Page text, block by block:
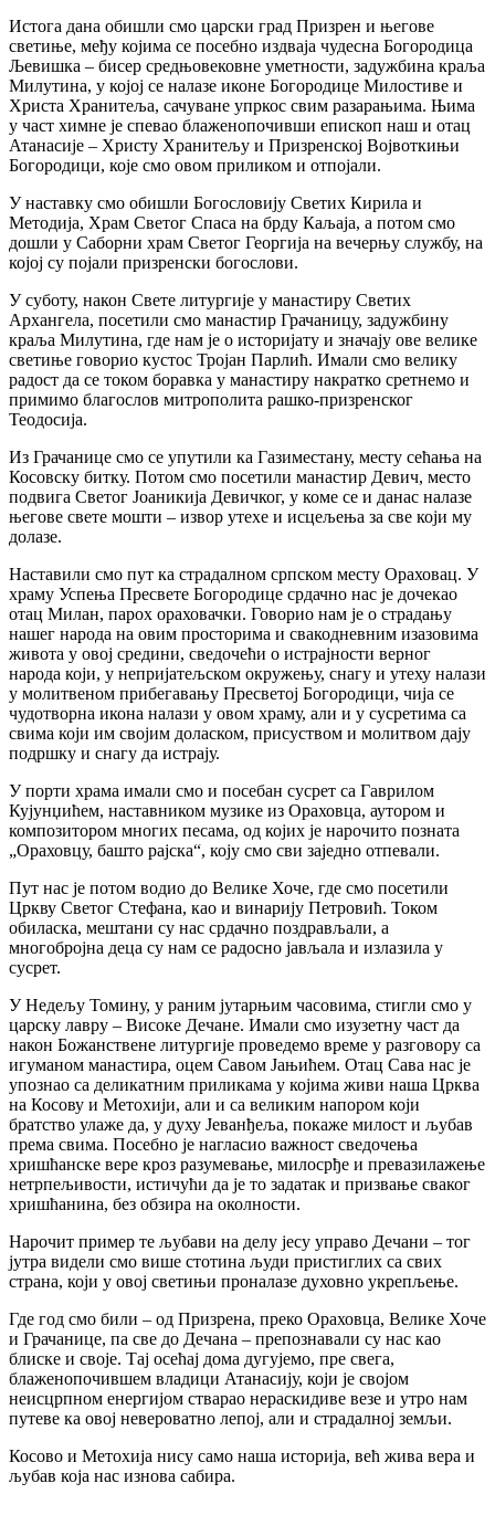
Истога дана обишли смо царски град Призрен и његове
светиње, међу којима се посебно издваја чудесна Богородица
Љевишка – бисер средњовековне уметности, задужбина краља
Милутина, у којој се налазе иконе Богородице Милостиве и
Христа Хранитеља, сачуване упркос свим разарањима. Њима
у част химне је спевао блаженопочивши епископ наш и отац
Атанасије – Христу Хранитељу и Призренској Војвоткињи
Богородици, које смо овом приликом и отпојали.
У наставку смо обишли Богословију Светих Кирила и
Методија, Храм Светог Спаса на брду Каљаја, а потом смо
дошли у Саборни храм Светог Георгија на вечерњу службу, на
којој су појали призренски богослови.
У суботу, након Свете литургије у манастиру Светих
Архангела, посетили смо манастир Грачаницу, задужбину
краља Милутина, где нам је о историјату и значају ове велике
светиње говорио кустос Тројан Парлић. Имали смо велику
радост да се током боравка у манастиру накратко сретнемо и
примимо благослов митрополита рашко-призренског
Теодосија.
Из Грачанице смо се упутили ка Газиместану, месту сећања на
Косовску битку. Потом смо посетили манастир Девич, место
подвига Светог Јоаникија Девичког, у коме се и данас налазе
његове свете мошти – извор утехе и исцељења за све који му
долазе.
Наставили смо пут ка страдалном српском месту Ораховац. У
храму Успења Пресвете Богородице срдачно нас је дочекао
отац Милан, парох ораховачки. Говорио нам је о страдању
нашег народа на овим просторима и свакодневним изазовима
живота у овој средини, сведочећи о истрајности верног
народа који, у непријатељском окружењу, снагу и утеху налази
у молитвеном прибегавању Пресветој Богородици, чија се
чудотворна икона налази у овом храму, али и у сусретима са
свима који им својим доласком, присуством и молитвом дају
подршку и снагу да истрају.
У порти храма имали смо и посебан сусрет са Гаврилом
Кујунџићем, наставником музике из Ораховца, аутором и
композитором многих песама, од којих је нарочито позната
„Ораховцу, башто рајска“, коју смо сви заједно отпевали.
Пут нас је потом водио до Велике Хоче, где смо посетили
Цркву Светог Стефана, као и винарију Петровић. Током
обиласка, мештани су нас срдачно поздрављали, а
многобројна деца су нам се радосно јављала и излазила у
сусрет.
У Недељу Томину, у раним јутарњим часовима, стигли смо у
царску лавру – Високе Дечане. Имали смо изузетну част да
након Божанствене литургије проведемо време у разговору са
игуманом манастира, оцем Савом Јањићем. Отац Сава нас је
упознао са деликатним приликама у којима живи наша Црква
на Косову и Метохији, али и са великим напором који
братство улаже да, у духу Јеванђеља, покаже милост и љубав
према свима. Посебно је нагласио важност сведочења
хришћанске вере кроз разумевање, милосрђе и превазилажење
нетрпељивости, истичући да је то задатак и призвање сваког
хришћанина, без обзира на околности.
Нарочит пример те љубави на делу јесу управо Дечани – тог
јутра видели смо више стотина људи пристиглих са свих
страна, који у овој светињи проналазе духовно укрепљење.
Где год смо били – од Призрена, преко Ораховца, Велике Хоче
и Грачанице, па све до Дечана – препознавали су нас као
блиске и своје. Тај осећај дома дугујемо, пре свега,
блаженопочившем владици Атанасију, који је својом
неисцрпном енергијом стварао нераскидиве везе и утро нам
путеве ка овој невероватно лепој, али и страдалној земљи.
Косово и Метохија нису само наша историја, већ жива вера и
љубав која нас изнова сабира.